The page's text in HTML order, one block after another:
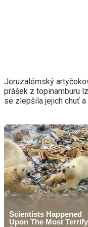
Jeruzalémský
prášek z topinamburu
se zlepšila jejich chuť